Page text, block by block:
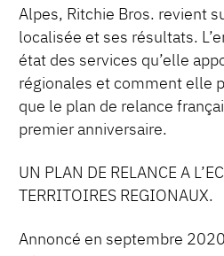
Alpes, Ritchie Bros. revient
localisée et ses résultats.
état des services qu’elle
régionales et comment elle
que le plan de relance
premier anniversaire.
UN PLAN DE RELANCE A
TERRITOIRES REGIONAUX.
Annoncé en septembre